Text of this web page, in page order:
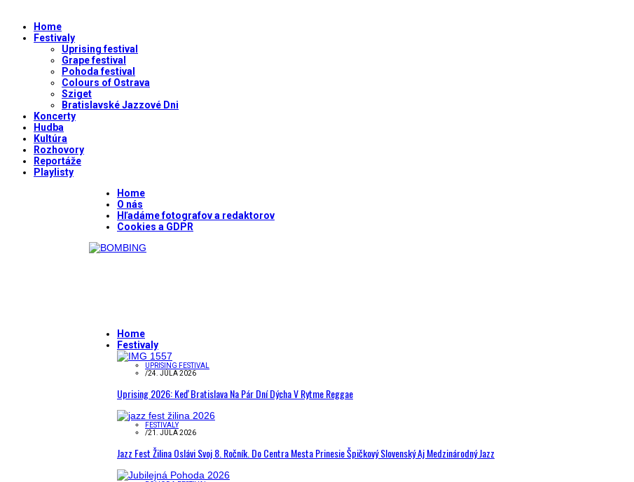
Home
Festivaly
Uprising festival
Grape festival
Pohoda festival
Colours of Ostrava
Sziget
Bratislavské Jazzové Dni
Koncerty
Hudba
Kultúra
Rozhovory
Reportáže
Playlisty
Home
O nás
Hľadáme fotografov a redaktorov
Cookies a GDPR
Home
Festivaly
UPRISING FESTIVAL
/24. JÚLA 2026
Uprising 2026: Keď Bratislava Na Pár Dní Dýcha V Rytme Reggae
FESTIVALY
/21. JÚLA 2026
Jazz Fest Žilina Oslávi Svoj 8. Ročník. Do Centra Mesta Prinesie Špičkový Slovenský Aj Medzinárodný Jazz